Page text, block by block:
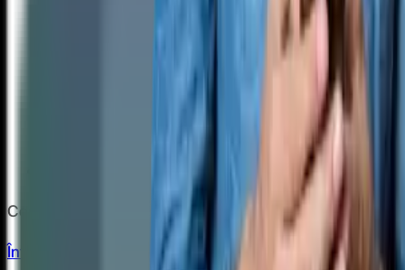
Copyright CashClub
Întrebări frecvente ANPC